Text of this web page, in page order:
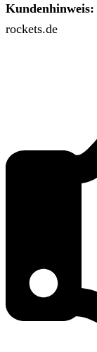
Kundenhinweis:
rockets.de